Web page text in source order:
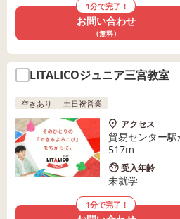
1分で完了！
お問い合わせ
（無料）
LITALICOジュニア三宮教室
空きあり 土日祝営業
アクセス
貿易センター
517m
受入年齢
未就学
1分で完了！